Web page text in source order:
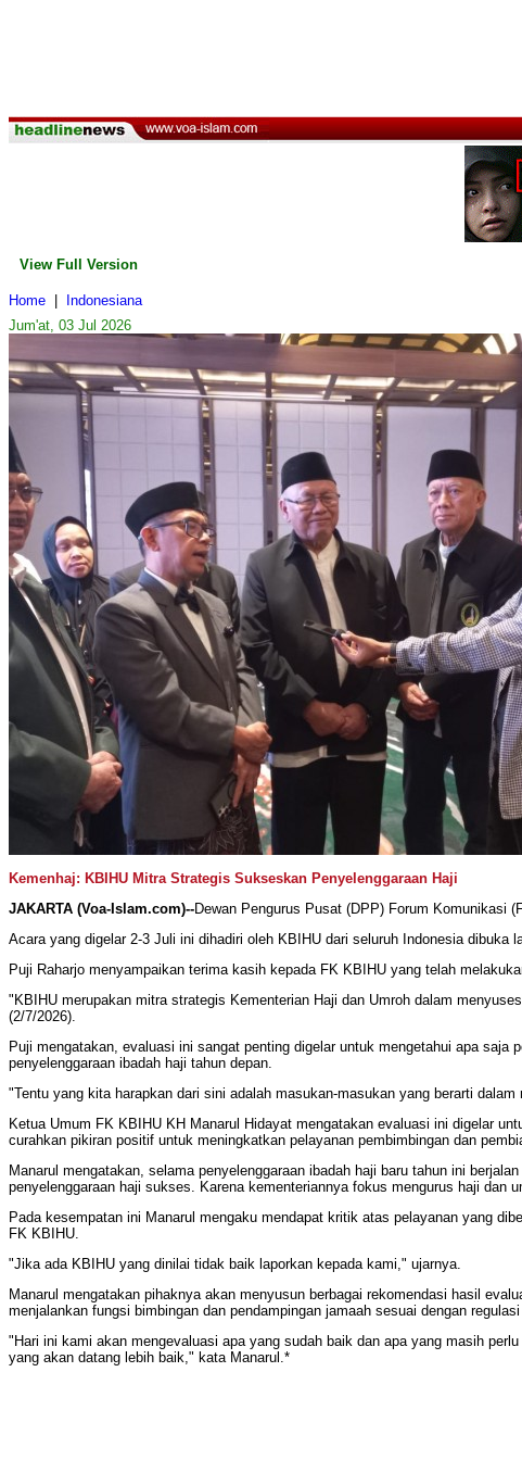
View Full Version
Home
Indonesiana
Jum'at, 03 Jul 2026
Kemenhaj: KBIHU Mitra Strategis Sukseskan Penyelenggaraan Haji
JAKARTA (Voa-Islam.com)--Dewan Pengurus Pusat (DPP) Forum Komunikasi
Acara yang digelar 2-3 Juli ini dihadiri oleh KBIHU dari seluruh Indonesia dibuka
Puji Raharjo menyampaikan terima kasih kepada FK KBIHU yang telah
"KBIHU merupakan mitra strategis Kementerian Haji dan Umroh dalam
(2/7/2026).
Puji mengatakan, evaluasi ini sangat penting digelar untuk mengetahui apa
penyelenggaraan ibadah haji tahun depan.
"Tentu yang kita harapkan dari sini adalah masukan-masukan yang berarti
Ketua Umum FK KBIHU KH Manarul Hidayat mengatakan evaluasi ini digelar
curahkan pikiran positif untuk meningkatkan pelayanan pembimbingan dan
Manarul mengatakan, selama penyelenggaraan ibadah haji baru tahun ini
penyelenggaraan haji sukses. Karena kementeriannya fokus mengurus haji dan
Pada kesempatan ini Manarul mengaku mendapat kritik atas pelayanan yang
FK KBIHU.
"Jika ada KBIHU yang dinilai tidak baik laporkan kepada kami," ujarnya.
Manarul mengatakan pihaknya akan menyusun berbagai rekomendasi hasil
menjalankan fungsi bimbingan dan pendampingan jamaah sesuai dengan
"Hari ini kami akan mengevaluasi apa yang sudah baik dan apa yang masih
yang akan datang lebih baik," kata Manarul.*